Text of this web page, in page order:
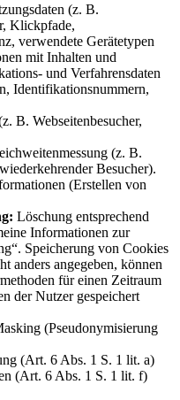
(z. B.
Klickpfade,
verwendete Gerätetypen
mit Inhalten und
und Verfahrensdaten
Identifikationsnummern,
B. Webseitenbesucher,
(z. B.
Besucher).
(Erstellen von
Löschung entsprechend
Informationen zur
Speicherung von Cookies
anders angegeben, können
für einen Zeitraum
der Nutzer gespeichert
(Pseudonymisierung
(Art. 6 Abs. 1 S. 1 lit. a)
(Art. 6 Abs. 1 S. 1 lit. f)